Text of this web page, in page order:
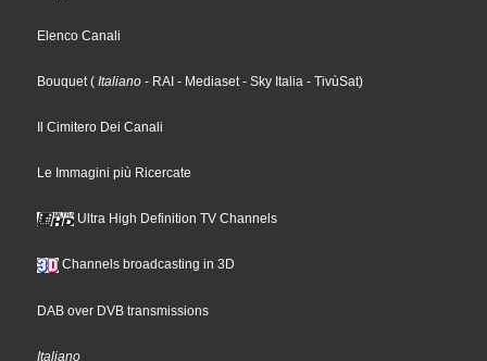
Elenco Canali
Bouquet( Italiano - RAI - Mediaset- Sky Italia - TivùSat)
Il Cimitero Dei Canali
Le Immagini più Ricercate
Ultra High Definition TV Channels
Channels broadcasting in 3D
DAB over DVB transmissions
Italiano